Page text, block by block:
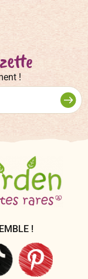
!
!